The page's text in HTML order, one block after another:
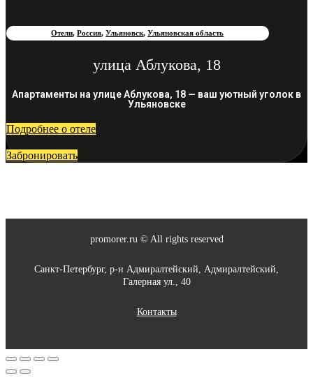
Отели,Россия,Ульяновск,Ульяновская область
улица Аблукова, 18
Апартаменты на улице Аблукова, 18 — ваш уютный уголок в
Ульяновске
Подробнее о отеле
Забронировать
promorer.ru © All rights reserved
Санкт-Петербург, р-н Адмиралтейский, Адмиралтейский,
Галерная ул., 40
Контакты